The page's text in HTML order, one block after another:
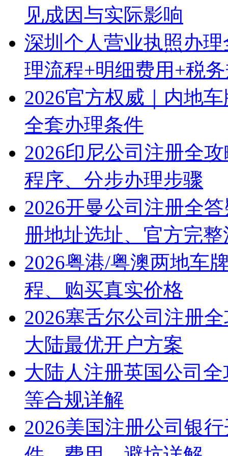
见成因与实际影响
深圳个人营业执照办
理流程+明细费用+税
2026官方权威｜内地
全套办理条件
2026印尼公司注册全
程序、分步办理步骤
2026开曼公司注册全
册地址选址、官方完
2026粤港/粤澳两地车
程、购买真实价格
2026塞舌尔公司注册
大陆最优开户方案
大陆人注册英国公司
等合规详解
2026美国注册公司银